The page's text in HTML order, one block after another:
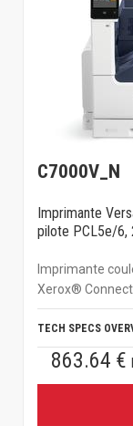
C7000V_N
Imprimante
pilote PCL5e/6,
Imprimante
Xerox®
TECH SPECS
863.64 €